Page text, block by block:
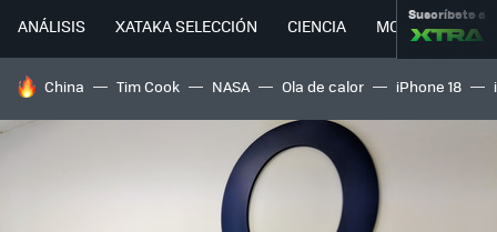
ANÁLISIS XATAKA SELECCIÓN CIENCIA MOVILIDAD
Suscríbete a
HOY SE HABLA DE
China Tim Cook NASA Ola de calor iPhone 18